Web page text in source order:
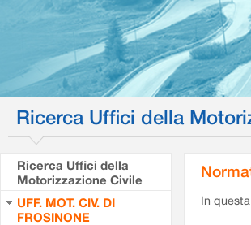
Ricerca Uffici della
Ricerca Uffici della
Motorizzazione Civile
UFF. MOT. CIV. DI
FROSINONE
In